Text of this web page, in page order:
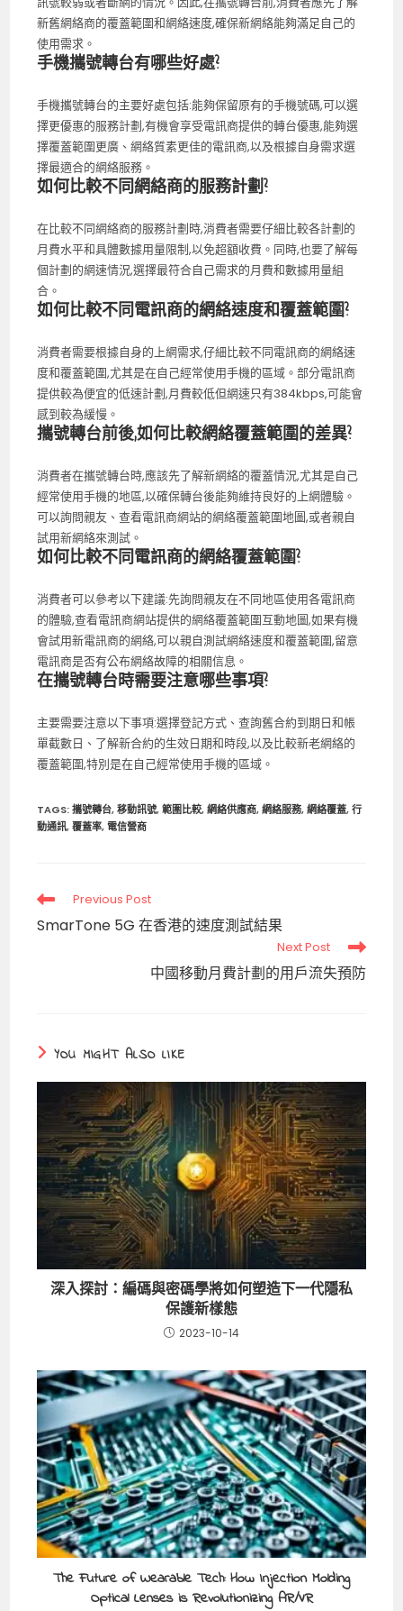
新舊網絡商的覆蓋範圍和網絡速度,確保新網絡能夠滿足自己的
使用需求。
手機攜號轉台有哪些好處?
手機攜號轉台的主要好處包括:能夠保留原有的手機號碼,可以選
擇更優惠的服務計劃,有機會享受電訊商提供的轉台優惠,能夠選
擇覆蓋範圍更廣、網絡質素更佳的電訊商,以及根據自身需求選
擇最適合的網絡服務。
如何比較不同網絡商的服務計劃?
在比較不同網絡商的服務計劃時,消費者需要仔細比較各計劃的
月費水平和具體數據用量限制,以免超額收費。同時,也要了解每
個計劃的網速情況,選擇最符合自己需求的月費和數據用量組
合。
如何比較不同電訊商的網絡速度和覆蓋範圍?
消費者需要根據自身的上網需求,仔細比較不同電訊商的網絡速
度和覆蓋範圍,尤其是在自己經常使用手機的區域。部分電訊商
提供較為便宜的低速計劃,月費較低但網速只有384kbps,可能會
感到較為緩慢。
攜號轉台前後,如何比較網絡覆蓋範圍的差異?
消費者在攜號轉台時,應該先了解新網絡的覆蓋情況,尤其是自己
經常使用手機的地區,以確保轉台後能夠維持良好的上網體驗。
可以詢問親友、查看電訊商網站的網絡覆蓋範圍地圖,或者親自
試用新網絡來測試。
如何比較不同電訊商的網絡覆蓋範圍?
消費者可以參考以下建議:先詢問親友在不同地區使用各電訊商
的體驗,查看電訊商網站提供的網絡覆蓋範圍互動地圖,如果有機
會試用新電訊商的網絡,可以親自測試網絡速度和覆蓋範圍,留意
電訊商是否有公布網絡故障的相關信息。
在攜號轉台時需要注意哪些事項?
主要需要注意以下事項:選擇登記方式、查詢舊合約到期日和帳
單截數日、了解新合約的生效日期和時段,以及比較新老網絡的
覆蓋範圍,特別是在自己經常使用手機的區域。
TAGS:攜號轉台, 移動訊號, 範圍比較, 網絡供應商, 網絡服務, 網絡覆蓋, 行
動通訊, 覆蓋率, 電信營商
Read
articles
Previous Post
SmarTone 5G 在香港的速度測試結果
Next Post
中國移動月費計劃的用戶流失預防
YOU MIGHT ALSO LIKE
深入探討：編碼與密碼學將如何塑造下一代隱私
保護新樣態
2023-10-14
The Future of Wearable Tech: How Injection Molding
Optical Lenses is Revolutionizing AR/VR